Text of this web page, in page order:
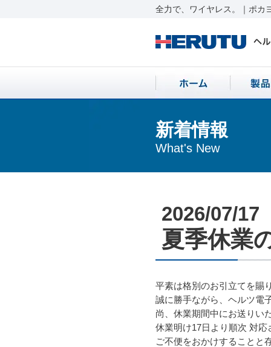
全力で、ワイヤレス。｜ポカ
新着情報
What's New
2026/07/17
夏季休業
平素は格別のお引立てを賜
誠に勝手ながら、ヘルツ電
尚、休業期間中にお送りい
休業明け17日より順次 対
ご不便をおかけすることと